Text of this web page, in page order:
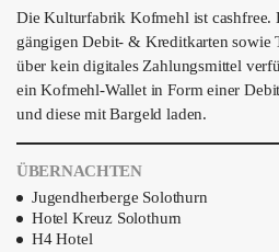
Die Kulturfabrik Kofmehl ist cashfree.
gängigen Debit- & Kreditkarten sowie
über kein digitales Zahlungsmittel
ein Kofmehl-Wallet in Form einer
und diese mit Bargeld laden.
ÜBERNACHTEN
Jugendherberge Solothurn
Hotel Kreuz Solothurn
H4 Hotel